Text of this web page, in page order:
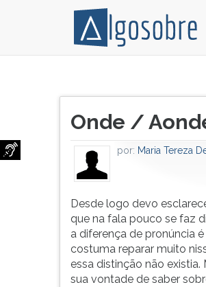
ao
Terêncio
F
para
do
artigo:
Onde /
por: Maria Tereza
Desde logo devo
que na fala pouco se faz
a diferença de pronúncia
costuma reparar muito
essa distinção não
sua vontade de saber